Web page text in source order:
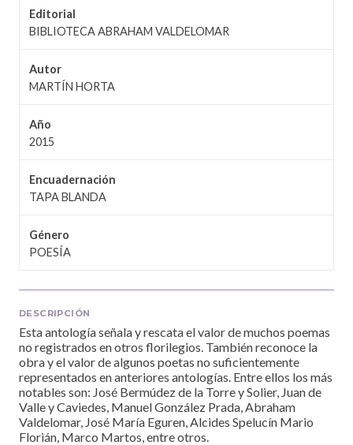
Editorial
BIBLIOTECA ABRAHAM VALDELOMAR
Autor
MARTÍN HORTA
Año
2015
Encuadernación
TAPA BLANDA
Género
POESÍA
DESCRIPCIÓN
Esta antología señala y rescata el valor de muchos poemas
no registrados en otros florilegios. También reconoce la
obra y el valor de algunos poetas no suficientemente
representados en anteriores antologías. Entre ellos los más
notables son: José Bermúdez de la Torre y Solier, Juan de
Valle y Caviedes, Manuel González Prada, Abraham
Valdelomar, José María Eguren, Alcides Spelucín Mario
Florián, Marco Martos, entre otros.